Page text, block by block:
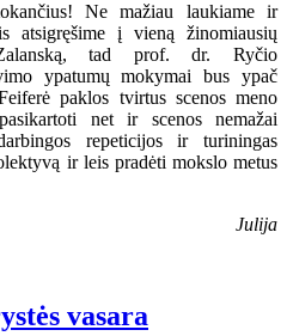
Ne mažiau laukiame ir
atsigręšime į vieną žinomiausių
tad prof. dr. Ryčio
ypatumų mokymai bus ypač
paklos tvirtus scenos meno
net ir scenos nemažai
repeticijos ir turiningas
ir leis pradėti mokslo metus
Julija
vasara